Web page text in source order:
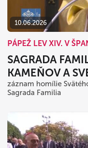
10.06.2026
PÁPEŽ LEV XIV. V
SAGRADA
KAMEŇOV A
záznam homílie
Sagrada Familia